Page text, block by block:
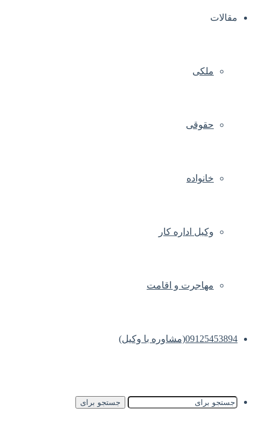
مقالات
ملکی
حقوقی
خانواده
وکیل اداره کار
مهاجرت و اقامت
09125453894(مشاوره با وکیل)
جستجو برای